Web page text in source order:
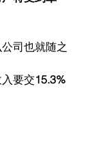
司也就随之
要交15.3%